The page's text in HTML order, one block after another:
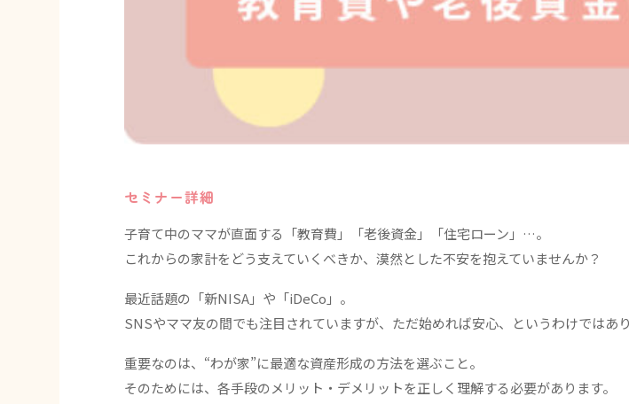
セミナー詳細
子育て中のママが直面する「教育費」「老後資金」「住宅ローン」…。
これからの家計をどう支えていくべきか、漠然とした不安を抱えていませんか？
最近話題の「新NISA」や「iDeCo」。
SNSやママ友の間でも注目されていますが、ただ始めれば安心、というわけではあ
重要なのは、“わが家”に最適な資産形成の方法を選ぶこと。
そのためには、各手段のメリット・デメリットを正しく理解する必要があります。